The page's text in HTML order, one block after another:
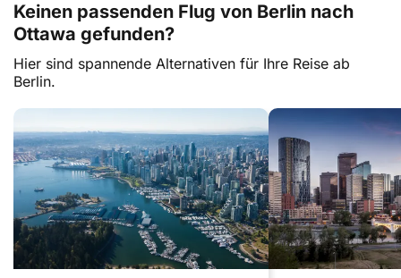
Keinen passenden Flug von Berlin nach
Ottawa gefunden?
Hier sind spannende Alternativen für Ihre Reise ab
Berlin.